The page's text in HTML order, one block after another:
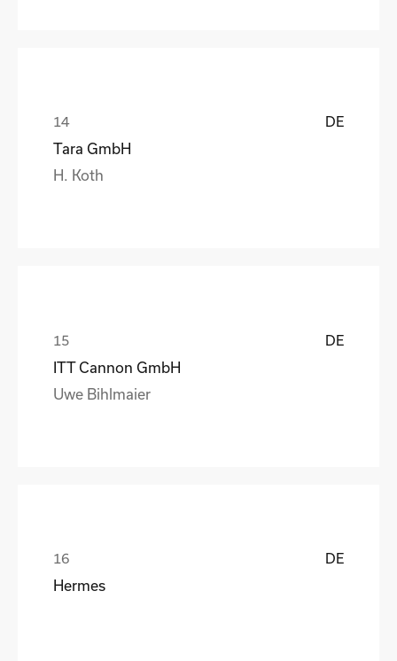
DE
Tara GmbH
H. Koth
DE
ITT Cannon GmbH
Uwe Bihlmaier
DE
Hermes